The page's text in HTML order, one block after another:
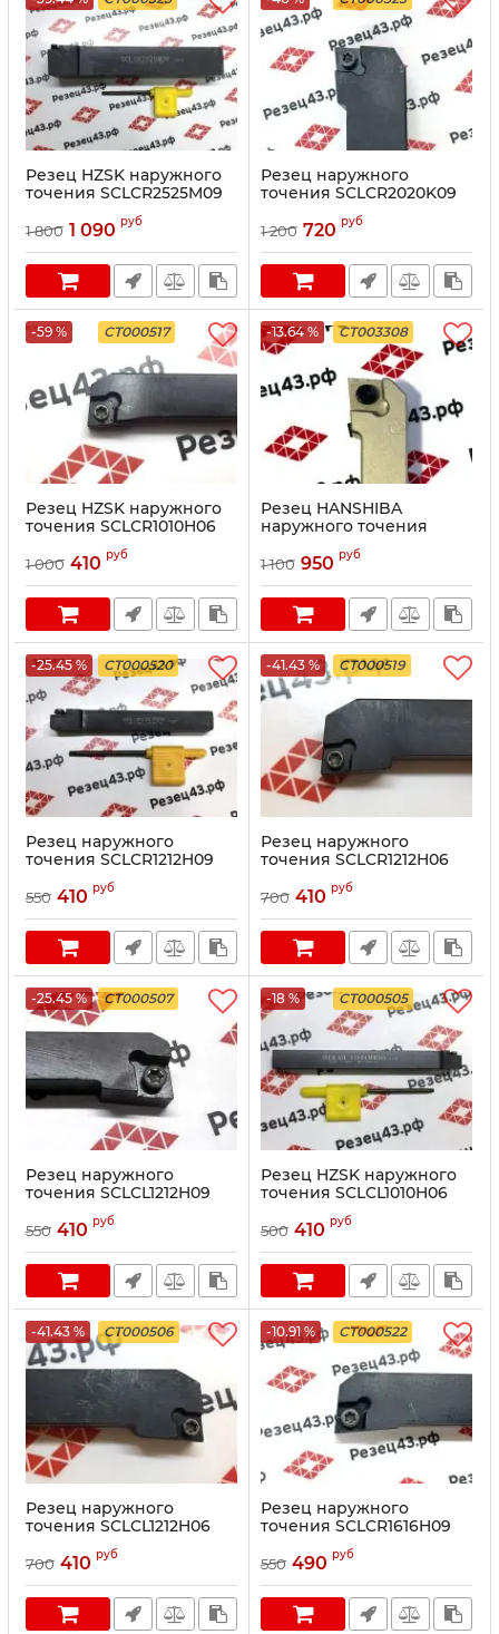
Резец HZSK наружного
точения SCLCR2525M09
1 800 1 090 руб
Резец наружного
точения SCLCR2020K09
1 200 720 руб
-59 % CT000517
Резец HZSK наружного
точения SCLCR1010H06
1 000 410 руб
-13.64 % CT003308
Резец HANSHIBA
наружного точения
SCLCR1212H09
1 100 950 руб
-25.45 % CT000520
Резец наружного
точения SCLCR1212H09
550 410 руб
-41.43 % CT000519
Резец наружного
точения SCLCR1212H06
700 410 руб
-25.45 % CT000507
Резец наружного
точения SCLCL1212H09
550 410 руб
-18 % CT000505
Резец HZSK наружного
точения SCLCL1010H06
500 410 руб
-41.43 % CT000506
Резец наружного
точения SCLCL1212H06
700 410 руб
-10.91 % CT000522
Резец наружного
точения SCLCR1616H09
550 490 руб